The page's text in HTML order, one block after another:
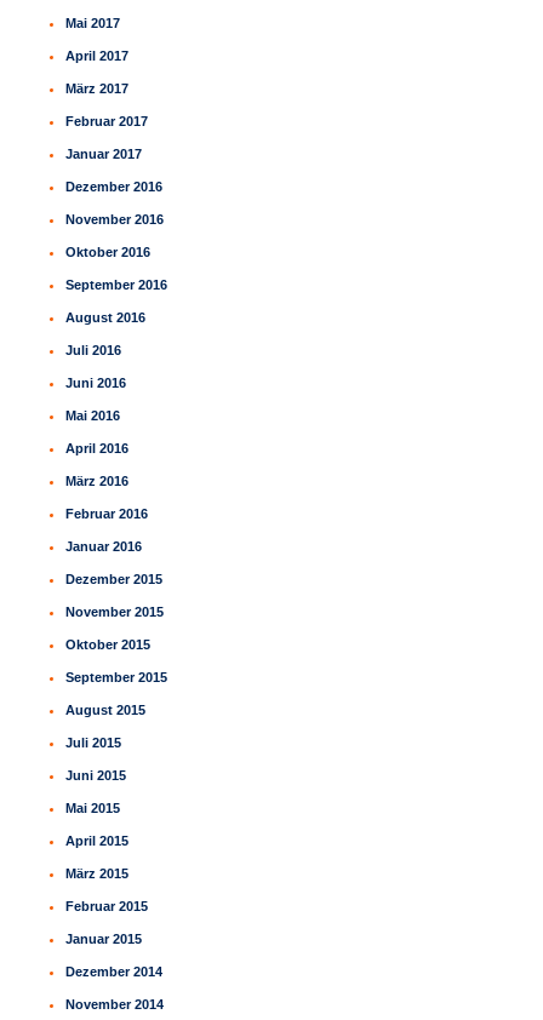
Mai 2017
April 2017
März 2017
Februar 2017
Januar 2017
Dezember 2016
November 2016
Oktober 2016
September 2016
August 2016
Juli 2016
Juni 2016
Mai 2016
April 2016
März 2016
Februar 2016
Januar 2016
Dezember 2015
November 2015
Oktober 2015
September 2015
August 2015
Juli 2015
Juni 2015
Mai 2015
April 2015
März 2015
Februar 2015
Januar 2015
Dezember 2014
November 2014